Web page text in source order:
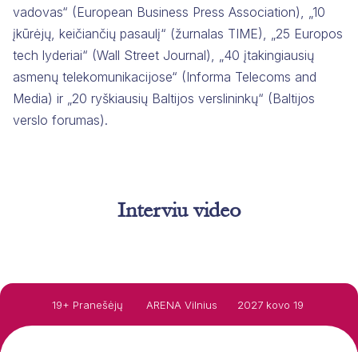
vadovas“ (European Business Press Association), „10
įkūrėjų, keičiančių pasaulį“ (žurnalas TIME), „25 Europos
tech lyderiai“ (Wall Street Journal), „40 įtakingiausių
asmenų telekomunikacijose“ (Informa Telecoms and
Media) ir „20 ryškiausių Baltijos verslininkų“ (Baltijos
verslo forumas).
Interviu video
19+ Pranešėjų ARENA Vilnius 2027 kovo 19